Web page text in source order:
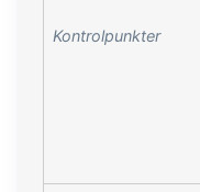
Kontrolpunkter